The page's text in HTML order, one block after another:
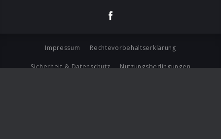
Impressum Rechtevorbehaltserklärung
Sicherheit & Datenschutz Nutzungsbedingungen